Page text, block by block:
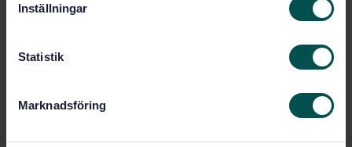
Inställningar
Statistik
Marknadsföring
Internationell titel:
Fire detection and fire
Artikelnummer: